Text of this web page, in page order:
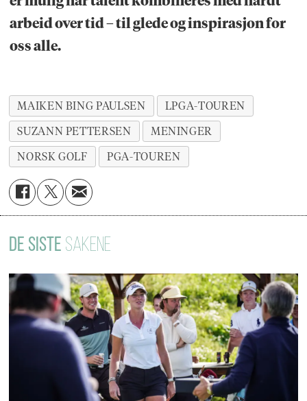
arbeid over tid – til glede og inspirasjon for
oss alle.
MAIKEN BING PAULSEN
LPGA-TOUREN
SUZANN PETTERSEN
MENINGER
NORSK GOLF
PGA-TOUREN
DE SISTE SAKENE